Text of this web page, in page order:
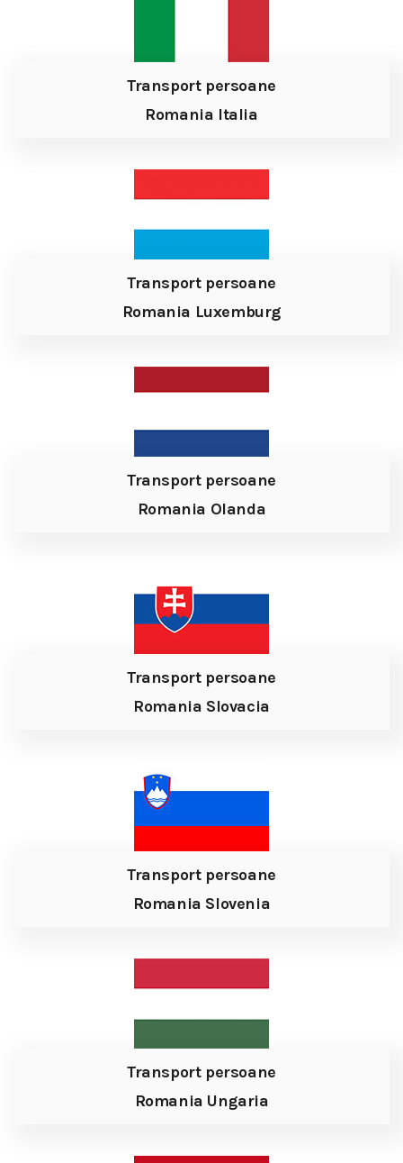
Transport persoane
Romania Italia
Transport persoane
Romania Luxemburg
Transport persoane
Romania Olanda
Transport persoane
Romania Slovacia
Transport persoane
Romania Slovenia
Transport persoane
Romania Ungaria